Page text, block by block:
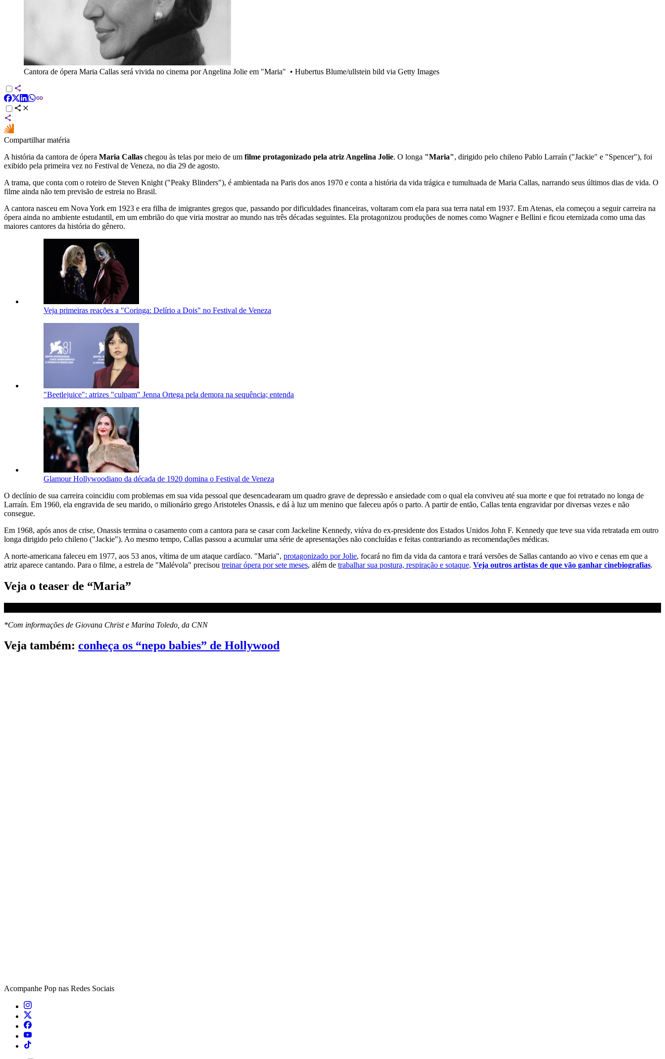
Cantora de ópera Maria Callas será vivida no cinema por Angelina Jolie em "Maria" • Hubertus Blume/ullstein bild via Getty Images
Compartilhar matéria
A história da cantora de ópera Maria Callas chegou às telas por meio de um filme protagonizado pela atriz Angelina Jolie. O longa "Maria", dirigido pelo chileno Pablo Larraín ("Jackie" e "Spencer"), foi
exibido pela primeira vez no Festival de Veneza, no dia 29 de agosto.
A trama, que conta com o roteiro de Steven Knight ("Peaky Blinders"), é ambientada na Paris dos anos 1970 e conta a história da vida trágica e tumultuada de Maria Callas, narrando seus últimos dias de vida. O
filme ainda não tem previsão de estreia no Brasil.
A cantora nasceu em Nova York em 1923 e era filha de imigrantes gregos que, passando por dificuldades financeiras, voltaram com ela para sua terra natal em 1937. Em Atenas, ela começou a seguir carreira na
ópera ainda no ambiente estudantil, em um embrião do que viria mostrar ao mundo nas três décadas seguintes. Ela protagonizou produções de nomes como Wagner e Bellini e ficou eternizada como uma das
maiores cantores da história do gênero.
Veja primeiras reações a "Coringa: Delírio a Dois" no Festival de Veneza
"Beetlejuice": atrizes "culpam" Jenna Ortega pela demora na sequência; entenda
Glamour Hollywoodiano da década de 1920 domina o Festival de Veneza
O declínio de sua carreira coincidiu com problemas em sua vida pessoal que desencadearam um quadro grave de depressão e ansiedade com o qual ela conviveu até sua morte e que foi retratado no longa de
Larraín. Em 1960, ela engravida de seu marido, o milionário grego Aristoteles Onassis, e dá à luz um menino que faleceu após o parto. A partir de então, Callas tenta engravidar por diversas vezes e não
consegue.
Em 1968, após anos de crise, Onassis termina o casamento com a cantora para se casar com Jackeline Kennedy, viúva do ex-presidente dos Estados Unidos John F. Kennedy que teve sua vida retratada em outro
longa dirigido pelo chileno ("Jackie"). Ao mesmo tempo, Callas passou a acumular uma série de apresentações não concluídas e feitas contrariando as recomendações médicas.
A norte-americana faleceu em 1977, aos 53 anos, vítima de um ataque cardíaco. "Maria", protagonizado por Jolie, focará no fim da vida da cantora e trará versões de Sallas cantando ao vivo e cenas em que a
atriz aparece cantando. Para o filme, a estrela de "Malévola" precisou treinar ópera por sete meses, além de trabalhar sua postura, respiração e sotaque. Veja outros artistas de que vão ganhar cinebiografias.
Veja o teaser de “Maria”
*Com informações de Giovana Christ e Marina Toledo, da CNN
Veja também: conheça os “nepo babies” de Hollywood
Acompanhe Pop nas Redes Sociais